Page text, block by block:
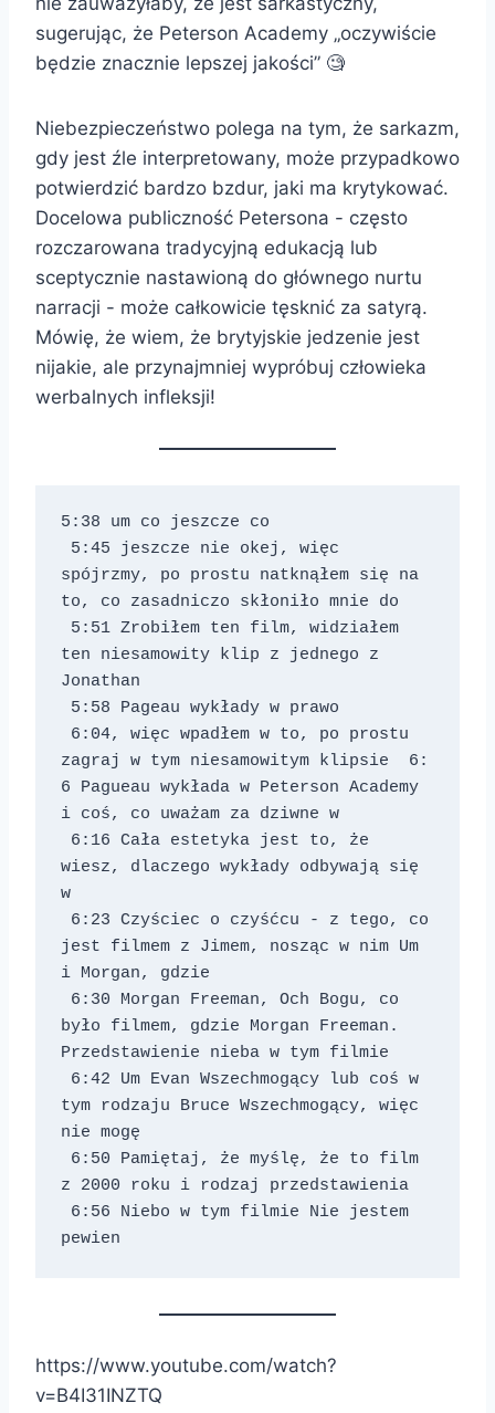
sugerując, że Peterson Academy „oczywiście
będzie znacznie lepszej jakości” 🧐
Niebezpieczeństwo polega na tym, że sarkazm,
gdy jest źle interpretowany, może przypadkowo
potwierdzić bardzo bzdur, jaki ma krytykować.
Docelowa publiczność Petersona - często
rozczarowana tradycyjną edukacją lub
sceptycznie nastawioną do głównego nurtu
narracji - może całkowicie tęsknić za satyrą.
Mówię, że wiem, że brytyjskie jedzenie jest
nijakie, ale przynajmniej wypróbuj człowieka
werbalnych infleksji!
5:38 um co jeszcze co
spójrzmy, po prostu natknąłem się na
to, co zasadniczo skłoniło mnie do
ten niesamowity klip z jednego z
Jonathan
5:58 Pageau wykłady w prawo
zagraj w tym niesamowitym klipsie
6:
6 Pagueau wykłada w Peterson Academy
i coś, co uważam za dziwne w
wiesz, dlaczego wykłady odbywają się
w
jest filmem z Jimem, nosząc w nim Um
i Morgan, gdzie
było filmem, gdzie Morgan Freeman.
Przedstawienie nieba w tym filmie
tym rodzaju Bruce Wszechmogący, więc
nie mogę
z 2000 roku i rodzaj przedstawienia
pewien
https://www.youtube.com/watch?
v=B4I31INZTQ